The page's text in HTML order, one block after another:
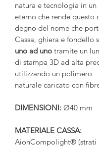
natura e tecnologia in un
eterno che rende questo
degno del nome che
Cassa, ghiera e fondello
uno ad uno tramite un
di stampa 3D ad alta
utilizzando un polimero
naturale caricato con
DIMENSIONI: Ø40 mm
MATERIALE CASSA:
AionCompolight® (strati